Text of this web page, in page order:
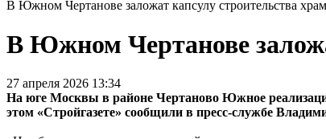
В Южном Чертанове заложат капсулу строительства
В Южном Чертанове
27 апреля 2026 13:34
На юге Москвы в районе Чертаново Южное
этом «Стройгазете» сообщили в пресс-службе